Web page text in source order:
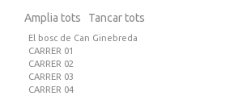
Amplia tots Tancar tots
El bosc de Can Ginebreda
CARRER 01
CARRER 02
CARRER 03
CARRER 04